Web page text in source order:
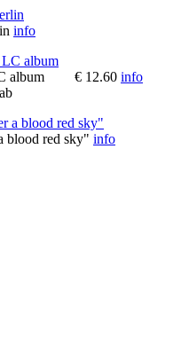
info
album € 12.60 info
blood red sky" info